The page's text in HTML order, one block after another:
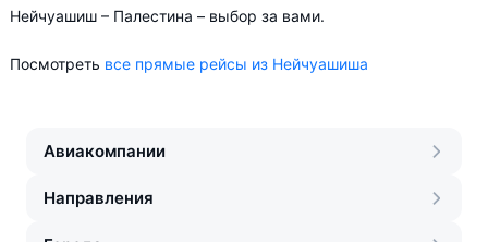
Нейчуашиш – Палестина – выбор за вами.
Посмотреть все прямые рейсы из Нейчуашиша
Авиакомпании
Направления